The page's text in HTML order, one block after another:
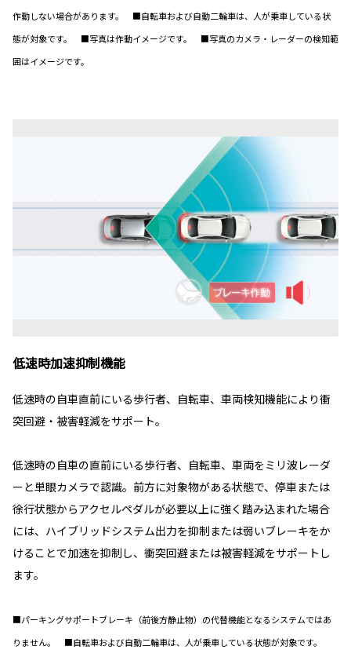
作動しない場合があります。 ■自転車および自動二輪車は、人が乗車している状
態が対象です。 ■写真は作動イメージです。 ■写真のカメラ・レーダーの検知範
囲はイメージです。
低速時加速抑制機能
低速時の自車直前にいる歩行者、自転車、車両検知機能により衝
突回避・被害軽減をサポート。
低速時の自車の直前にいる歩行者、自転車、車両をミリ波レーダ
ーと単眼カメラで認識。前方に対象物がある状態で、停車または
徐行状態からアクセルペダルが必要以上に強く踏み込まれた場合
には、ハイブリッドシステム出力を抑制または弱いブレーキをか
けることで加速を抑制し、衝突回避または被害軽減をサポートし
ます。
■パーキングサポートブレーキ（前後方静止物）の代替機能となるシステムではあ
りません。 ■自転車および自動二輪車は、人が乗車している状態が対象です。